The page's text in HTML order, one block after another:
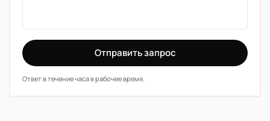
Отправить запрос
Ответ в течение часа в рабочее время.